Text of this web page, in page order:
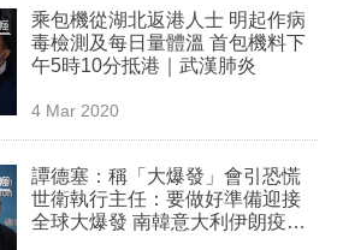
乘包機從湖北返港人士 明起作病
毒檢測及每日量體溫 首包機料下
午5時10分抵港｜武漢肺炎
4 Mar 2020
譚德塞：稱「大爆發」會引恐慌
世衛執行主任：要做好準備迎接
全球大爆發 南韓意大利伊朗疫情